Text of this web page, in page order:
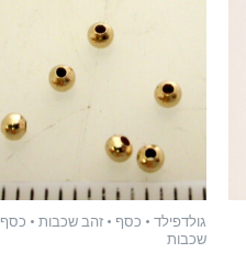
גולדפילד • כסף • זהב שכבות • כסף
שכבות